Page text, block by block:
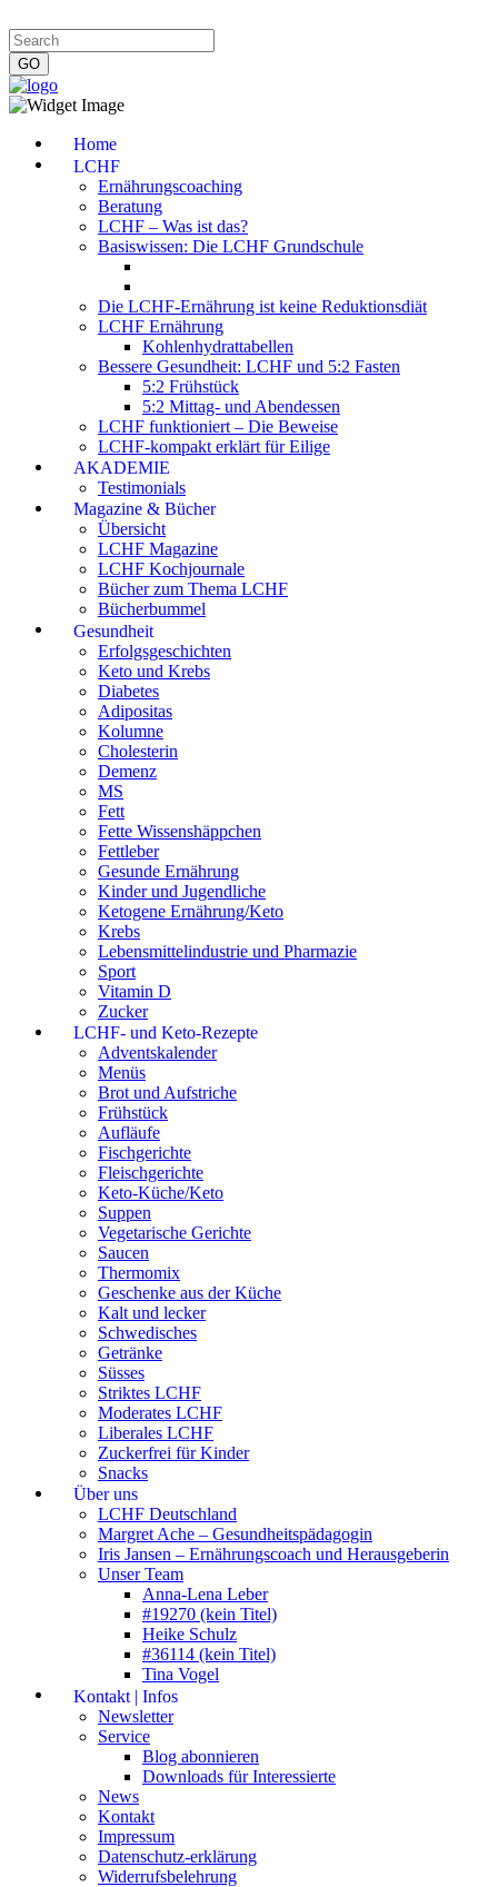
Home
LCHF
Ernährungscoaching
Beratung
LCHF – Was ist das?
Basiswissen: Die LCHF Grundschule
Die LCHF-Ernährung ist keine Reduktionsdiät
LCHF Ernährung
Kohlenhydrattabellen
Bessere Gesundheit: LCHF und 5:2 Fasten
5:2 Frühstück
5:2 Mittag- und Abendessen
LCHF funktioniert – Die Beweise
LCHF-kompakt erklärt für Eilige
AKADEMIE
Testimonials
Magazine & Bücher
Übersicht
LCHF Magazine
LCHF Kochjournale
Bücher zum Thema LCHF
Bücherbummel
Gesundheit
Erfolgsgeschichten
Keto und Krebs
Diabetes
Adipositas
Kolumne
Cholesterin
Demenz
MS
Fett
Fette Wissenshäppchen
Fettleber
Gesunde Ernährung
Kinder und Jugendliche
Ketogene Ernährung/Keto
Krebs
Lebensmittelindustrie und Pharmazie
Sport
Vitamin D
Zucker
LCHF- und Keto-Rezepte
Adventskalender
Menüs
Brot und Aufstriche
Frühstück
Aufläufe
Fischgerichte
Fleischgerichte
Keto-Küche/Keto
Suppen
Vegetarische Gerichte
Saucen
Thermomix
Geschenke aus der Küche
Kalt und lecker
Schwedisches
Getränke
Süsses
Striktes LCHF
Moderates LCHF
Liberales LCHF
Zuckerfrei für Kinder
Snacks
Über uns
LCHF Deutschland
Margret Ache – Gesundheitspädagogin
Iris Jansen – Ernährungscoach und Herausgeberin
Unser Team
Anna-Lena Leber
#19270 (kein Titel)
Heike Schulz
#36114 (kein Titel)
Tina Vogel
Kontakt | Infos
Newsletter
Service
Blog abonnieren
Downloads für Interessierte
News
Kontakt
Impressum
Datenschutz-erklärung
Widerrufsbelehrung